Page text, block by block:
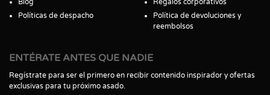
Políticas de despacho
Política de devoluciones y
reembolsos
ENTÉRATE ANTES QUE NADIE
Regístrate para ser el primero en recibir contenido inspirador y ofertas
exclusivas para tu próximo asado.